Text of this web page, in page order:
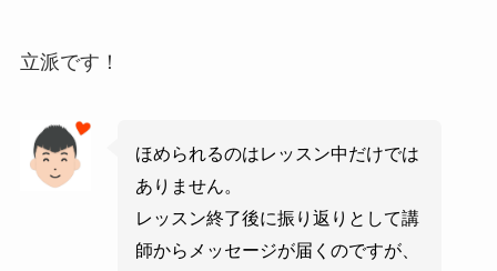
立派です！
ほめられるのはレッスン中だけでは
ありません。
レッスン終了後に振り返りとして講
師からメッセージが届くのですが、